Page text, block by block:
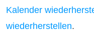
Kalender
wiederherstellen.